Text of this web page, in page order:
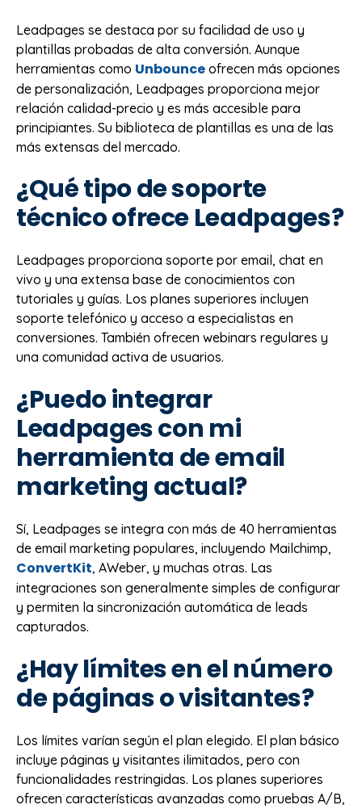
Leadpages se destaca por su facilidad de uso y
plantillas probadas de alta conversión. Aunque
herramientas como Unbounce ofrecen más opciones
de personalización, Leadpages proporciona mejor
relación calidad-precio y es más accesible para
principiantes. Su biblioteca de plantillas es una de las
más extensas del mercado.
¿Qué tipo de soporte
técnico ofrece Leadpages?
Leadpages proporciona soporte por email, chat en
vivo y una extensa base de conocimientos con
tutoriales y guías. Los planes superiores incluyen
soporte telefónico y acceso a especialistas en
conversiones. También ofrecen webinars regulares y
una comunidad activa de usuarios.
¿Puedo integrar
Leadpages con mi
herramienta de email
marketing actual?
Sí, Leadpages se integra con más de 40 herramientas
de email marketing populares, incluyendo Mailchimp,
ConvertKit, AWeber, y muchas otras. Las
integraciones son generalmente simples de configurar
y permiten la sincronización automática de leads
capturados.
¿Hay límites en el número
de páginas o visitantes?
Los límites varían según el plan elegido. El plan básico
incluye páginas y visitantes ilimitados, pero con
funcionalidades restringidas. Los planes superiores
ofrecen características avanzadas como pruebas A/B,